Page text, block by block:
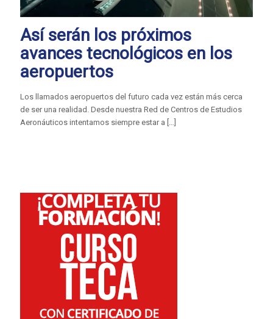
Así serán los próximos
avances tecnológicos en los
aeropuertos
Los llamados aeropuertos del futuro cada vez están más cerca
de ser una realidad. Desde nuestra Red de Centros de Estudios
Aeronáuticos intentamos siempre estar a